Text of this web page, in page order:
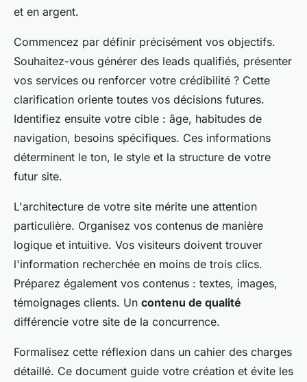
et en argent.
Commencez par définir précisément vos objectifs.
Souhaitez-vous générer des leads qualifiés, présenter
vos services ou renforcer votre crédibilité ? Cette
clarification oriente toutes vos décisions futures.
Identifiez ensuite votre cible : âge, habitudes de
navigation, besoins spécifiques. Ces informations
déterminent le ton, le style et la structure de votre
futur site.
L'architecture de votre site mérite une attention
particulière. Organisez vos contenus de manière
logique et intuitive. Vos visiteurs doivent trouver
l'information recherchée en moins de trois clics.
Préparez également vos contenus : textes, images,
témoignages clients. Un contenu de qualité
différencie votre site de la concurrence.
Formalisez cette réflexion dans un cahier des charges
détaillé. Ce document guide votre création et évite les